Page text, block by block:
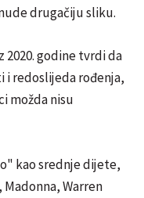
drugačiju sliku.
2020. godine tvrdi da
i redoslijeda rođenja,
možda nisu
kao srednje dijete,
Warren